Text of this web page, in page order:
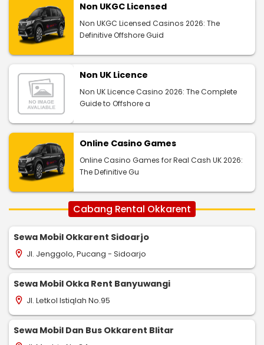
Non UKGC Licensed
Non UKGC Licensed Casinos 2026: The
Definitive Offshore Guid
Non UK Licence
Non UK Licence Casino 2026: The Complete
Guide to Offshore a
Online Casino Games
Online Casino Games for Real Cash UK 2026:
The Definitive Gu
Cabang Rental Okkarent
Sewa Mobil Okkarent Sidoarjo
location_on Jl. Jenggolo, Pucang - Sidoarjo
Sewa Mobil Okka Rent Banyuwangi
location_on Jl. Letkol Istiqlah No.95
Sewa Mobil Dan Bus Okkarent Blitar